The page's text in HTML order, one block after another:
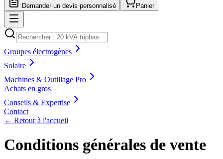
Demander un devis personnalisé Panier
Groupes électrogènes
Solaire
Machines & Outillage Pro
Achats en gros
Conseils & Expertise
Contact
← Retour à l'accueil
Conditions générales de vente